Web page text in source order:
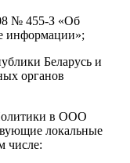
№ 455-З «Об
информации»;
Беларусь и
органов
в ООО
локальные
числе: